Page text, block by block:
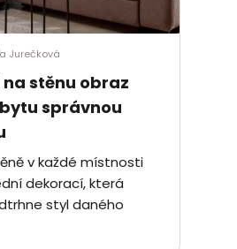
Jurečková
na stěnu obraz
správnou
v každé místnosti
dekorací, která
styl daného